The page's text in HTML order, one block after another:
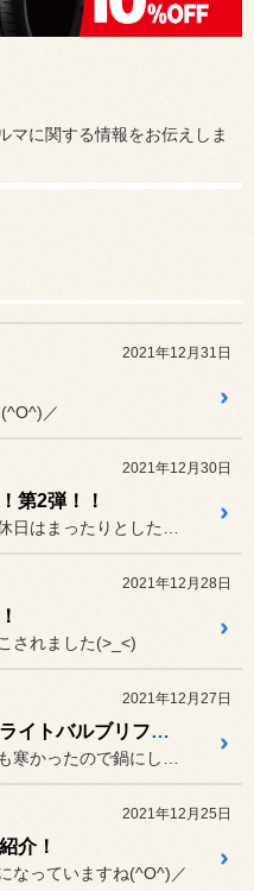
マに関する情報をお伝えしま
2021年12月31日
／
2021年12月30日
第2弾！！
2021年12月28日
されました(>_<)
2021年12月27日
パジェロ ヘッドライトバルブリフレッシュ！
2021年12月25日
介！
なっていますね(^O^)／